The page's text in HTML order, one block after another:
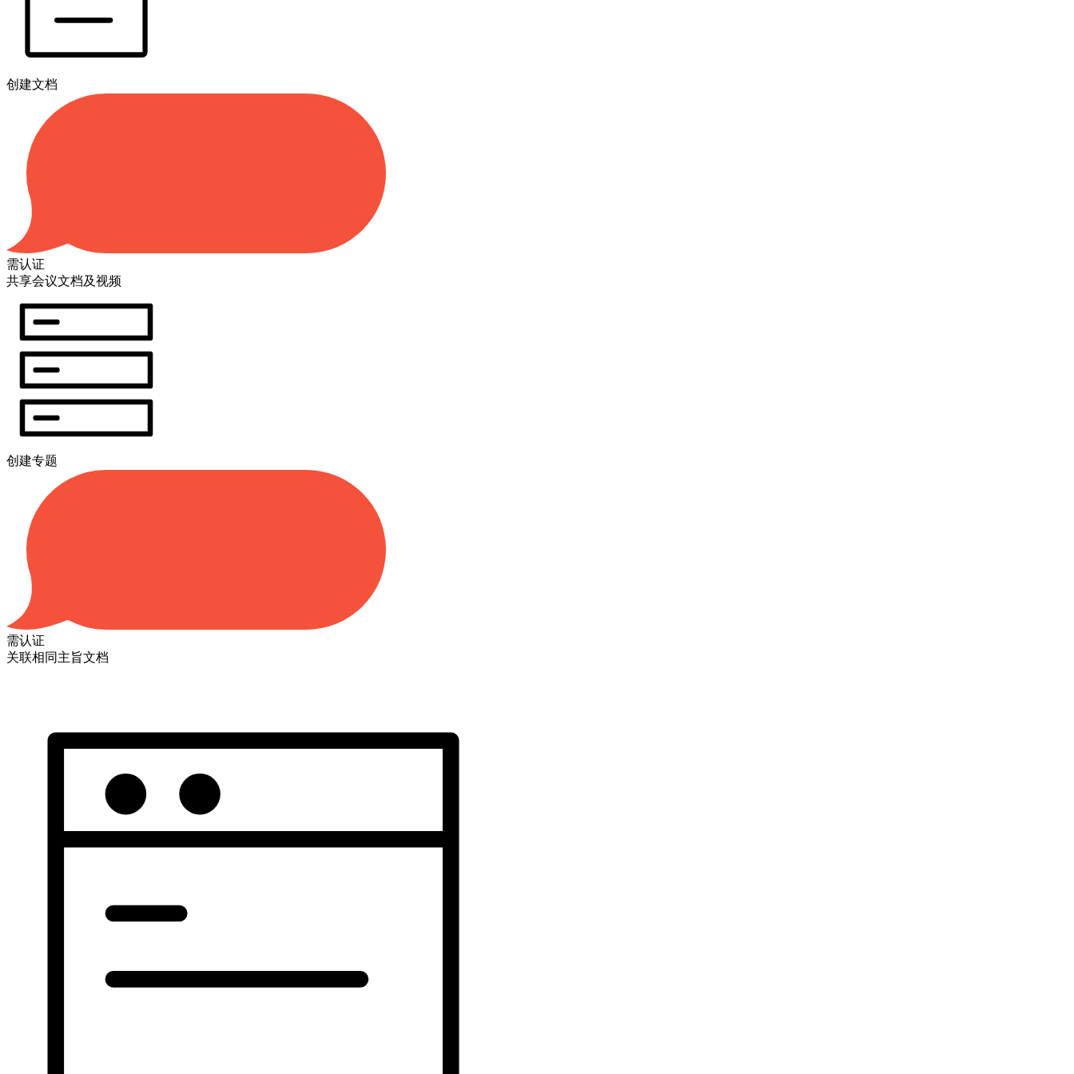
创建文档
需认证
共享会议文档及视频
创建专题
需认证
关联相同主旨文档